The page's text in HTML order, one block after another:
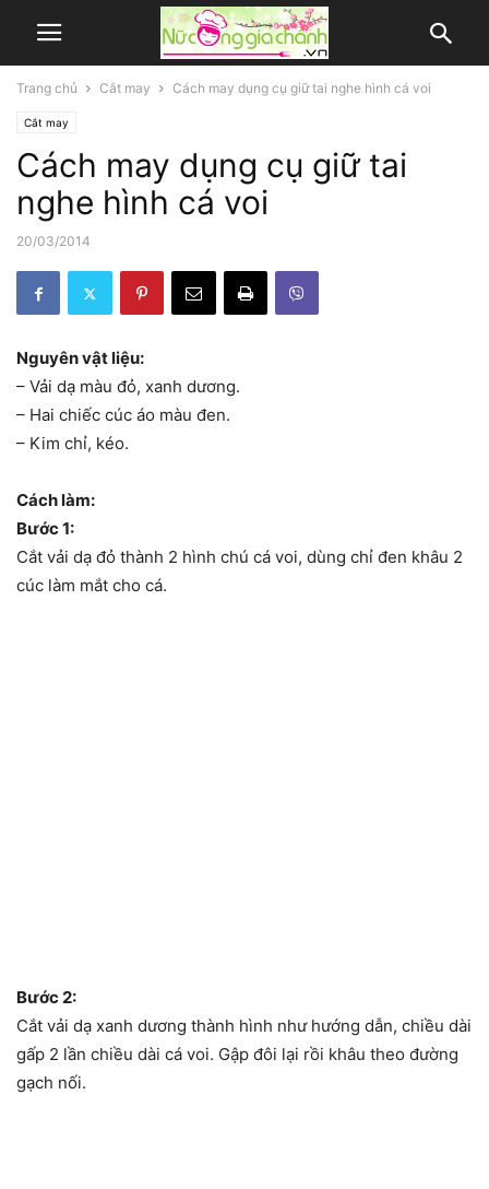
Trang chủ Cắt may Cách may dụng cụ giữ tai nghe hình cá voi
Cắt may
Cách may dụng cụ giữ tai
nghe hình cá voi
20/03/2014
Nguyên vật liệu:
– Vải dạ màu đỏ, xanh dương.
– Hai chiếc cúc áo màu đen.
– Kim chỉ, kéo.
Cách làm:
Bước 1:
Cắt vải dạ đỏ thành 2 hình chú cá voi, dùng chỉ đen khâu 2
cúc làm mắt cho cá.
Bước 2:
Cắt vải dạ xanh dương thành hình như hướng dẫn, chiều dài
gấp 2 lần chiều dài cá voi. Gập đôi lại rồi khâu theo đường
gạch nối.